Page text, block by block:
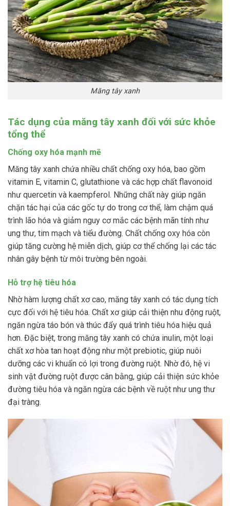
Măng tây xanh
Tác dụng của măng tây xanh đối với sức khỏe
tổng thể
Chống oxy hóa mạnh mẽ
Măng tây xanh chứa nhiều chất chống oxy hóa, bao gồm
vitamin E, vitamin C, glutathione và các hợp chất flavonoid
như quercetin và kaempferol. Những chất này giúp ngăn
chặn tác hại của các gốc tự do trong cơ thể, làm chậm quá
trình lão hóa và giảm nguy cơ mắc các bệnh mãn tính như
ung thư, tim mạch và tiểu đường. Chất chống oxy hóa còn
giúp tăng cường hệ miễn dịch, giúp cơ thể chống lại các tác
nhân gây bệnh từ môi trường bên ngoài.
Hỗ trợ hệ tiêu hóa
Nhờ hàm lượng chất xơ cao, măng tây xanh có tác dụng tích
cực đối với hệ tiêu hóa. Chất xơ giúp cải thiện nhu động ruột,
ngăn ngừa táo bón và thúc đẩy quá trình tiêu hóa hiệu quả
hơn. Đặc biệt, trong măng tây xanh có chứa inulin, một loại
chất xơ hòa tan hoạt động như một prebiotic, giúp nuôi
dưỡng các vi khuẩn có lợi trong đường ruột. Nhờ đó, hệ vi
sinh vật đường ruột được cân bằng, giúp cải thiện sức khỏe
đường tiêu hóa và ngăn ngừa các bệnh về ruột như ung thư
đại tràng.